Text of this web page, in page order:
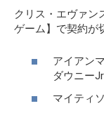
クリス・エヴァン
ゲーム】で契約が
アイアン
ダウニーJr
マイティ